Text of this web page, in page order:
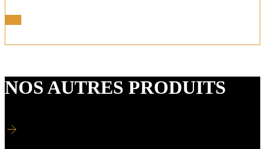
NOS AUTRES PRODUITS